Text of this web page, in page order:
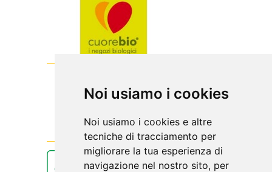
Noi usiamo i cookies
Noi usiamo i cookies e altre
tecniche di tracciamento per
migliorare la tua esperienza di
navigazione nel nostro sito, per